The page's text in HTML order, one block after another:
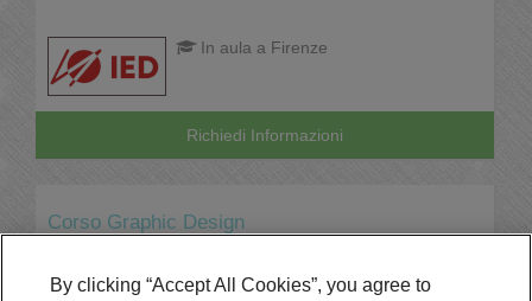
In aula a Firenze
Richiedi Informazioni
Corso Graphic Design
Online
By clicking “Accept All Cookies”, you agree to